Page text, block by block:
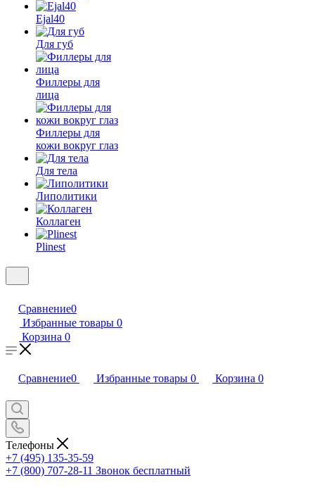
Ejal40
Для губ
Филлеры для
лица
Филлеры для
кожи вокруг глаз
Для тела
Липолитики
Коллаген
Plinest
Сравнение0
Избранные товары 0
Корзина 0
Сравнение0 Избранные товары 0 Корзина 0
Телефоны
+7 (495) 135-35-59
+7 (800) 707-28-11 Звонок бесплатный